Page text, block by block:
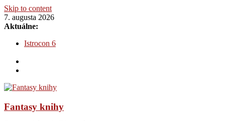
Skip to content
7. augusta 2026
Aktuálne:
Istrocon 6
Katja – Prebudená mágia: Na hrane rozprávky
Fantasy knihy